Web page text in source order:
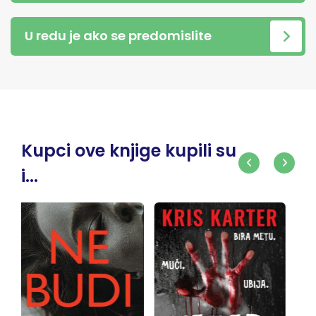
U redu je ako se predomislite
Kupci ove knjige kupili su
i...